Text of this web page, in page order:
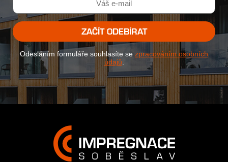
ZAČÍT ODEBÍRAT
Odesláním formuláře souhlasíte se zpracováním osobních
údajů